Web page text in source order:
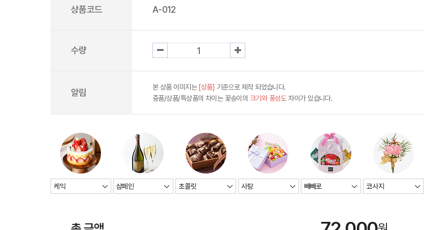
상품코드 A-012
수량
알림 본 상품 이미지는 [상품] 기준으로 제작 되었습니다.
중품/상품/특상품의 차이는 꽃송이의 크기와 풍성도 차이가 있습니다.